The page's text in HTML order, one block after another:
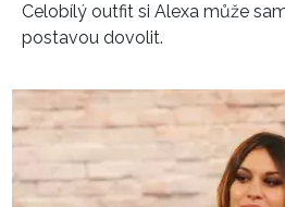
Celobílý outfit si Alexa může
postavou dovolit.